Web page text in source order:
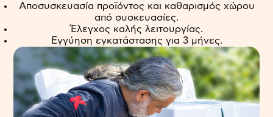
Αποσυσκευασία προϊόντος και καθαρισμός χώρου
από συσκευασίες.
Έλεγχος καλής λειτουργίας.
Εγγύηση εγκατάστασης για 3 μήνες.